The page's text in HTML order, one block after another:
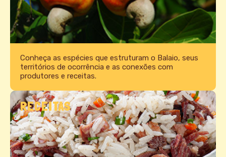
Conheça as espécies que estruturam o Balaio, seus
territórios de ocorrência e as conexões com
produtores e receitas.
RECEITAS